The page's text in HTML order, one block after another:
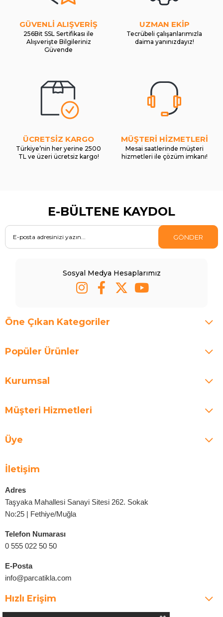
GÜVENLİ ALIŞVERİŞ
256Bit SSL Sertifikası ile
Alışverişte Bilgileriniz
Güvende
UZMAN EKİP
Tecrübeli çalışanlarımızla
daima yanınızdayız!
ÜCRETSİZ KARGO
Türkiye’nin her yerine 2500
TL ve üzeri ücretsiz kargo!
MÜŞTERİ HİZMETLERİ
Mesai saatlerinde müşteri
hizmetleri ile çözüm imkanı!
E-BÜLTENE KAYDOL
GÖNDER
Sosyal Medya Hesaplarımız
Öne Çıkan Kategoriler
Popüler Ürünler
Kurumsal
Müşteri Hizmetleri
Üye
İletişim
Adres
Taşyaka Mahallesi Sanayi Sitesi 262. Sokak
No:25 | Fethiye/Muğla
Telefon Numarası
0 555 022 50 50
E-Posta
info@parcatikla.com
Hızlı Erişim